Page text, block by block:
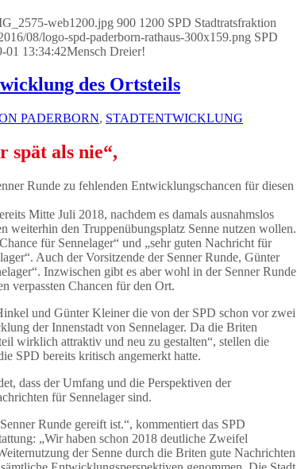
web1200.jpg 900 1200 SPD Stadtratsfraktion
08/logo-spd-paderborn-rathaus-300x159.png SPD
01 13:34:42Mensch Dreier!
des Ortsteils
PADERBORN, STADTENTWICKLUNG
spät als nie“,
Runde zu fehlenden Entwicklungschancen für diesen
Mitte Juli 2018, nachdem es damals ausnahmslos
weiterhin den Truppenübungsplatz Senne nutzen wollen.
für Sennelager“ und „sehr guten Nachricht für
Auch der Vorsitzende der Senner Runde, Günter
Inzwischen gibt es aber wohl in der Senner Runde
verpassten Chancen für den Ort.
und Günter Kleiner die von der SPD schon vor zwei
der Innenstadt von Sennelager. Da die Briten
wirklich attraktiv und neu zu gestalten“, stellen die
SPD bereits kritisch angemerkt hatte.
dass der Umfang und die Perspektiven der
für Sennelager sind.
Runde gereift ist.“, kommentiert das SPD
„Wir haben schon 2018 deutliche Zweifel
der Senne durch die Briten gute Nachrichten